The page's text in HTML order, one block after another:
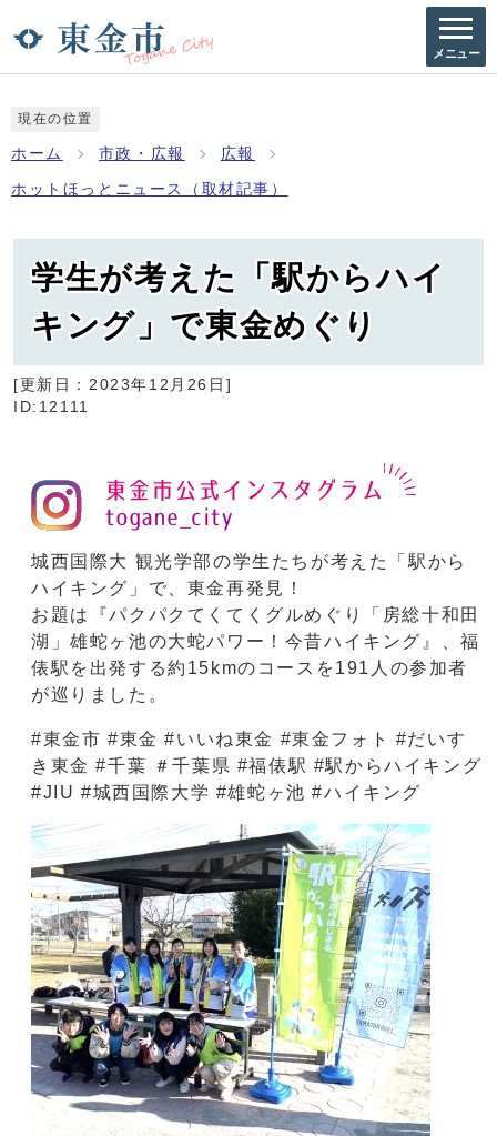
メニュー
現在の位置
ホーム 市政・広報 広報
ホットほっとニュース（取材記事）
学生が考えた「駅からハイ
キング」で東金めぐり
[更新日： 2023年12月26日 ]
ID:12111
城西国際大 観光学部の学生たちが考えた「駅から
ハイキング」で、東金再発見！
お題は『パクパクてくてくグルめぐり「房総十和田
湖」雄蛇ヶ池の大蛇パワー！今昔ハイキング』、福
俵駅を出発する約15kmのコースを191人の参加者
が巡りました。
#東金市 #東金 #いいね東金 #東金フォト #だいす
き東金 #千葉 ＃千葉県 #福俵駅 #駅からハイキング
#JIU #城西国際大学 #雄蛇ヶ池 #ハイキング